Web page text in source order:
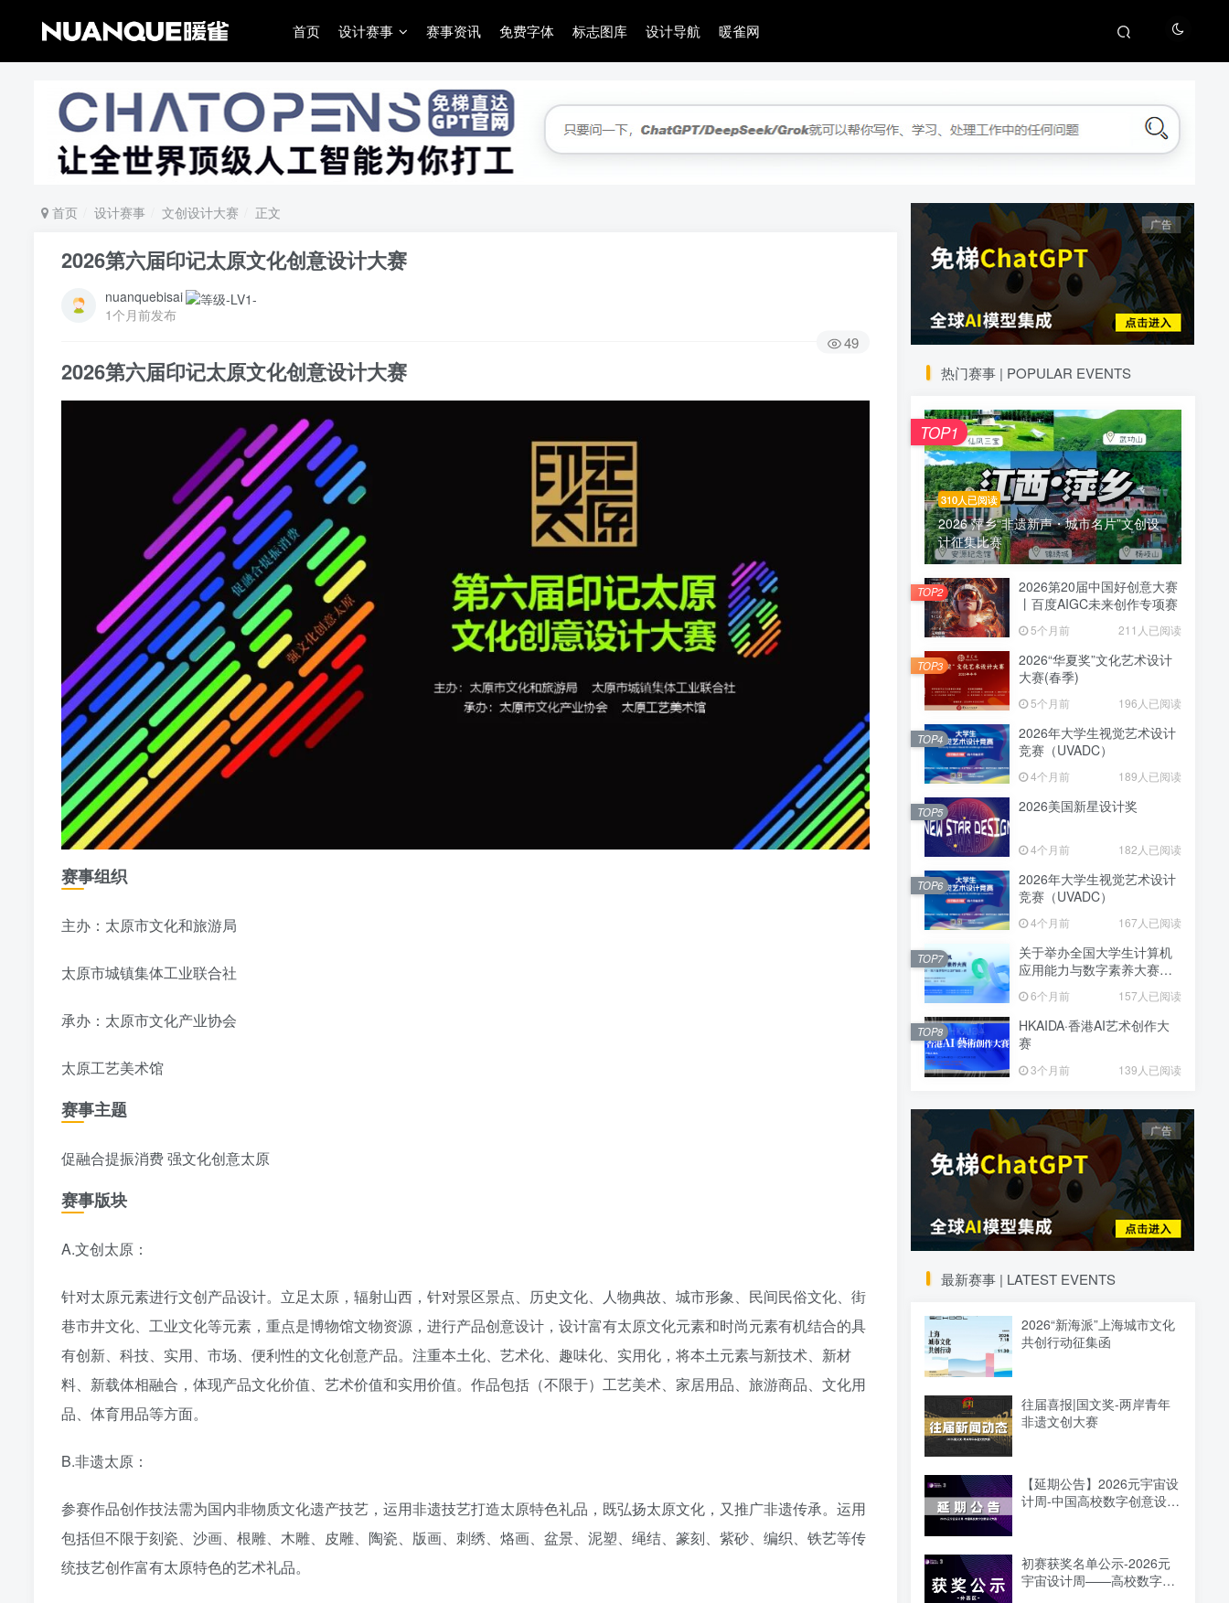
首页 设计赛事 赛事资讯 免费字体 标志图库 设计导航 暖雀网
首页 设计赛事 文创设计大赛 正文
2026第六届印记太原文化创意设计大赛
nuanquebisai
1个月前发布
49
2026第六届印记太原文化创意设计大赛
赛事组织
主办：太原市文化和旅游局
太原市城镇集体工业联合社
承办：太原市文化产业协会
太原工艺美术馆
赛事主题
促融合提振消费 强文化创意太原
赛事版块
A.文创太原：
针对太原元素进行文创产品设计。立足太原，辐射山西，针对景区景点、历史文化、人物典故、城市形象、民间民俗文化、街
巷市井文化、工业文化等元素，重点是博物馆文物资源，进行产品创意设计，设计富有太原文化元素和时尚元素有机结合的具
有创新、科技、实用、市场、便利性的文化创意产品。注重本土化、艺术化、趣味化、实用化，将本土元素与新技术、新材
料、新载体相融合，体现产品文化价值、艺术价值和实用价值。作品包括（不限于）工艺美术、家居用品、旅游商品、文化用
品、体育用品等方面。
B.非遗太原：
参赛作品创作技法需为国内非物质文化遗产技艺，运用非遗技艺打造太原特色礼品，既弘扬太原文化，又推广非遗传承。运用
包括但不限于刻瓷、沙画、根雕、木雕、皮雕、陶瓷、版画、刺绣、烙画、盆景、泥塑、绳结、篆刻、紫砂、编织、铁艺等传
统技艺创作富有太原特色的艺术礼品。
热门赛事 | POPULAR EVENTS
310人已阅读
2026 萍乡“非遗新声・城市名片”文创设
计征集比赛
TOP1
2026第20届中国好创意大赛
丨百度AIGC未来创作专项赛
5个月前 211人已阅读
TOP2
2026“华夏奖”文化艺术设计
大赛(春季)
5个月前 196人已阅读
TOP3
2026年大学生视觉艺术设计
竞赛（UVADC）
4个月前 189人已阅读
TOP4
2026美国新星设计奖
4个月前 182人已阅读
TOP5
2026年大学生视觉艺术设计
竞赛（UVADC）
4个月前 167人已阅读
TOP6
关于举办全国大学生计算机
应用能力与数字素养大赛暨
2025-2026第八届“传智杯”全
国IT技能大赛的报名通知
6个月前 157人已阅读
TOP7
HKAIDA·香港AI艺术创作大
赛
3个月前 139人已阅读
TOP8
最新赛事 | LATEST EVENTS
2026“新海派”上海城市文化
共创行动征集函
往届喜报|国文奖-两岸青年
非遗文创大赛
【延期公告】2026元宇宙设
计周-中国高校数字创意设计
初赛获奖名单公示-2026元
宇宙设计周——高校数字创